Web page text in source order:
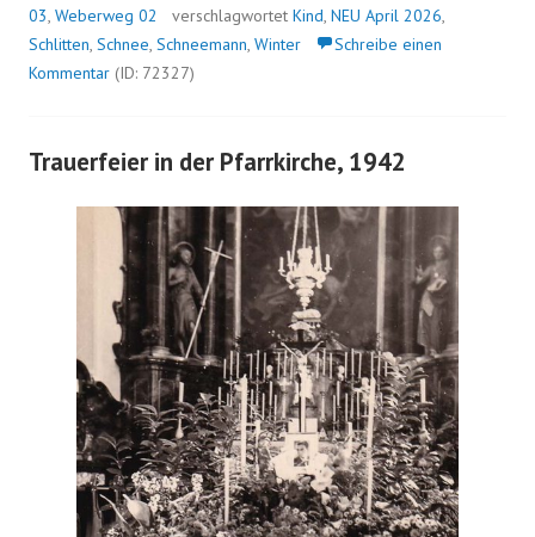
03, Weberweg 02 verschlagwortet Kind, NEU April 2026,
Schlitten, Schnee, Schneemann, Winter
Schreibe einen
Kommentar (ID: 72327)
Trauerfeier in der Pfarrkirche, 1942